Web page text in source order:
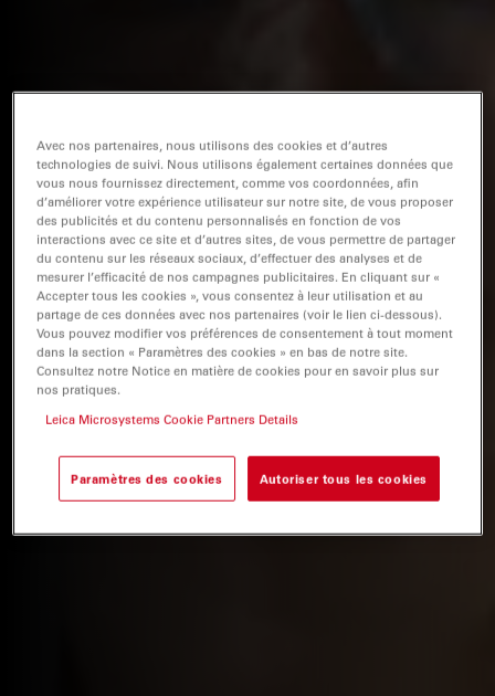
Avec nos partenaires, nous utilisons des cookies et d’autres
technologies de suivi. Nous utilisons également certaines données que
vous nous fournissez directement, comme vos coordonnées, afin
d’améliorer votre expérience utilisateur sur notre site, de vous proposer
des publicités et du contenu personnalisés en fonction de vos
interactions avec ce site et d’autres sites, de vous permettre de partager
du contenu sur les réseaux sociaux, d’effectuer des analyses et de
mesurer l’efficacité de nos campagnes publicitaires. En cliquant sur «
Accepter tous les cookies », vous consentez à leur utilisation et au
partage de ces données avec nos partenaires (voir le lien ci-dessous).
Vous pouvez modifier vos préférences de consentement à tout moment
dans la section « Paramètres des cookies » en bas de notre site.
Consultez notre Notice en matière de cookies pour en savoir plus sur
nos pratiques.
Leica Microsystems Cookie Partners Details
Paramètres des cookies Autoriser tous les cookies